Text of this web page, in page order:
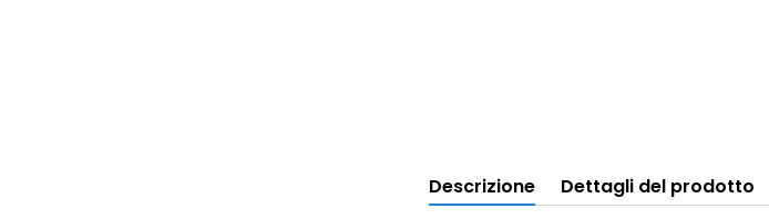
Descrizione Dettagli del prodotto